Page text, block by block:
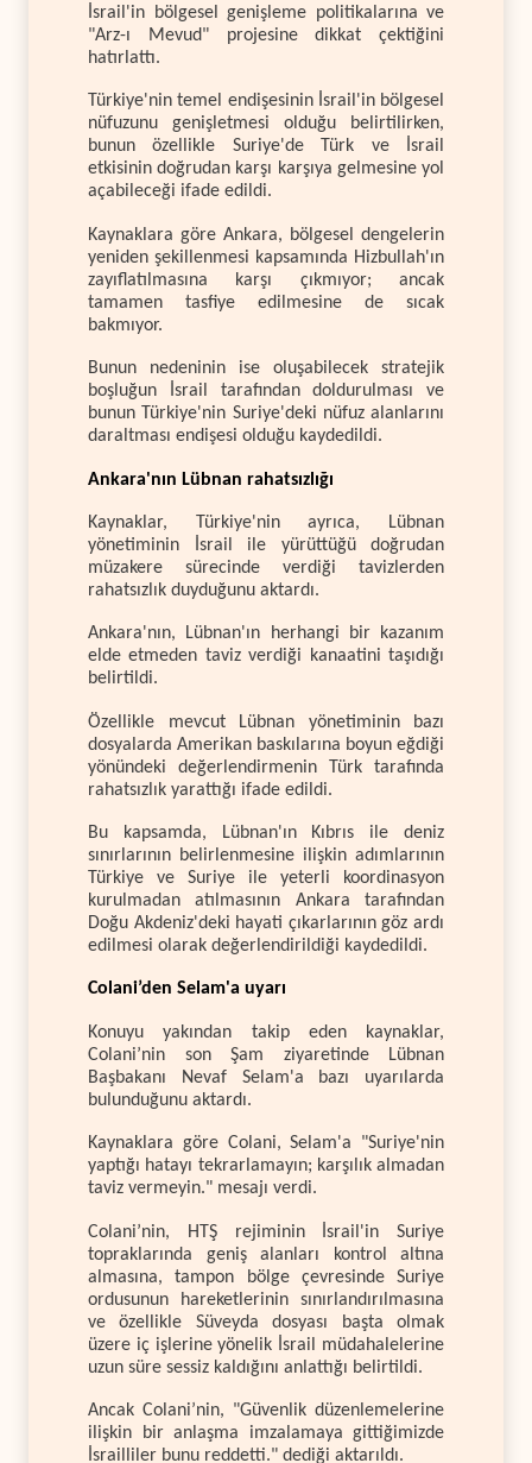
İsrail'in bölgesel genişleme politikalarına ve
"Arz-ı Mevud" projesine dikkat çektiğini
hatırlattı.
Türkiye'nin temel endişesinin İsrail'in bölgesel
nüfuzunu genişletmesi olduğu belirtilirken,
bunun özellikle Suriye'de Türk ve İsrail
etkisinin doğrudan karşı karşıya gelmesine yol
açabileceği ifade edildi.
Kaynaklara göre Ankara, bölgesel dengelerin
yeniden şekillenmesi kapsamında Hizbullah'ın
zayıflatılmasına karşı çıkmıyor; ancak
tamamen tasfiye edilmesine de sıcak
bakmıyor.
Bunun nedeninin ise oluşabilecek stratejik
boşluğun İsrail tarafından doldurulması ve
bunun Türkiye'nin Suriye'deki nüfuz alanlarını
daraltması endişesi olduğu kaydedildi.
Ankara'nın Lübnan rahatsızlığı
Kaynaklar, Türkiye'nin ayrıca, Lübnan
yönetiminin İsrail ile yürüttüğü doğrudan
müzakere sürecinde verdiği tavizlerden
rahatsızlık duyduğunu aktardı.
Ankara'nın, Lübnan'ın herhangi bir kazanım
elde etmeden taviz verdiği kanaatini taşıdığı
belirtildi.
Özellikle mevcut Lübnan yönetiminin bazı
dosyalarda Amerikan baskılarına boyun eğdiği
yönündeki değerlendirmenin Türk tarafında
rahatsızlık yarattığı ifade edildi.
Bu kapsamda, Lübnan'ın Kıbrıs ile deniz
sınırlarının belirlenmesine ilişkin adımlarının
Türkiye ve Suriye ile yeterli koordinasyon
kurulmadan atılmasının Ankara tarafından
Doğu Akdeniz'deki hayati çıkarlarının göz ardı
edilmesi olarak değerlendirildiği kaydedildi.
Colani’den Selam'a uyarı
Konuyu yakından takip eden kaynaklar,
Colani’nin son Şam ziyaretinde Lübnan
Başbakanı Nevaf Selam'a bazı uyarılarda
bulunduğunu aktardı.
Kaynaklara göre Colani, Selam'a "Suriye'nin
yaptığı hatayı tekrarlamayın; karşılık almadan
taviz vermeyin." mesajı verdi.
Colani’nin, HTŞ rejiminin İsrail'in Suriye
topraklarında geniş alanları kontrol altına
almasına, tampon bölge çevresinde Suriye
ordusunun hareketlerinin sınırlandırılmasına
ve özellikle Süveyda dosyası başta olmak
üzere iç işlerine yönelik İsrail müdahalelerine
uzun süre sessiz kaldığını anlattığı belirtildi.
Ancak Colani’nin, "Güvenlik düzenlemelerine
ilişkin bir anlaşma imzalamaya gittiğimizde
İsrailliler bunu reddetti." dediği aktarıldı.